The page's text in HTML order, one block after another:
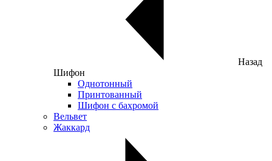
Назад
Шифон
Однотонный
Принтованный
Шифон с бахромой
Вельвет
Жаккард